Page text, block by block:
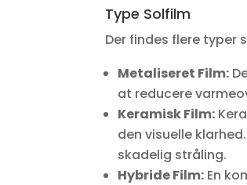
Type Solfilm
Der findes flere typer
Metaliseret Film:
at reducere
Keramisk Film:
den visuelle
skadelig stråling.
Hybride Film: En